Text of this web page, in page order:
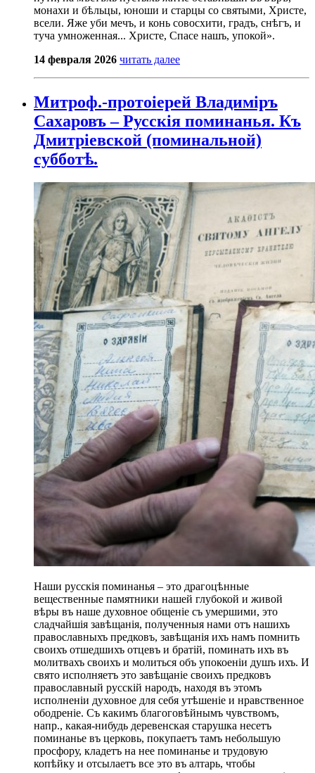
монахи и бѣльцы, юноши и старцы со святыми, Христе,
всели. Яже уби мечъ, и конь совосхити, градъ, снѣгъ, и
туча умноженная... Христе, Спасе нашъ, упокой».
14 февраля 2026 читать далее
Митроф.-протоіерей Владиміръ
Сахаровъ – Русскія поминанья. Къ
Дмитріевской (поминальной)
субботѣ.
Наши русскія поминанья – это драгоцѣнные
вещественные памятники нашей глубокой и живой
вѣры въ наше духовное общеніе съ умершими, это
сладчайшія завѣщанія, полученныя нами отъ нашихъ
православныхъ предковъ, завѣщанія ихъ намъ помнить
своихъ отшедшихъ отцевъ и братій, поминать ихъ въ
молитвахъ своихъ и молиться объ упокоеніи душъ ихъ. И
свято исполняетъ это завѣщаніе своихъ предковъ
православный русскій народъ, находя въ этомъ
исполненіи духовное для себя утѣшеніе и нравственное
ободреніе. Съ какимъ благоговѣйнымъ чувствомъ,
напр., какая-нибудь деревенская старушка несетъ
поминанье въ церковь, покупаетъ тамъ небольшую
просфору, кладетъ на нее поминанье и трудовую
копѣйку и отсылаетъ все это въ алтарь, чтобы